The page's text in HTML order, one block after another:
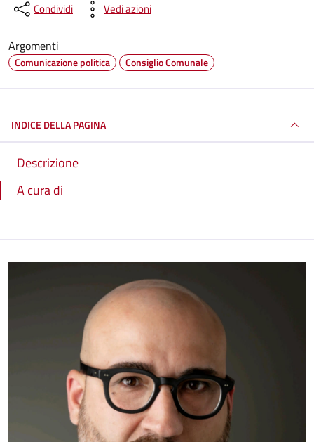
Condividi Vedi azioni
Argomenti
Comunicazione politica Consiglio Comunale
INDICE DELLA PAGINA
Descrizione
A cura di